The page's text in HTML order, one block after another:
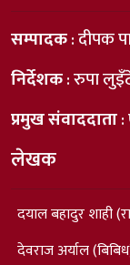
सम्पादक: दीपक
निर्देशक: रुपा
प्रमुख संवाददाता:
लेखक
दयाल बहादुर शाही
देवराज अर्याल